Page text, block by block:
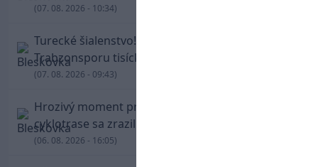
(07. 08. 2026 - 10:34)
Turecké šialenstvo! Salaha vítali na štadióne
Trabzonsporu tisícky fanúšikov
(07. 08. 2026 - 09:43)
Hrozivý moment pre Zdena Cháru! Na
cyklotrase sa zrazil s bežcom
(06. 08. 2026 - 16:05)